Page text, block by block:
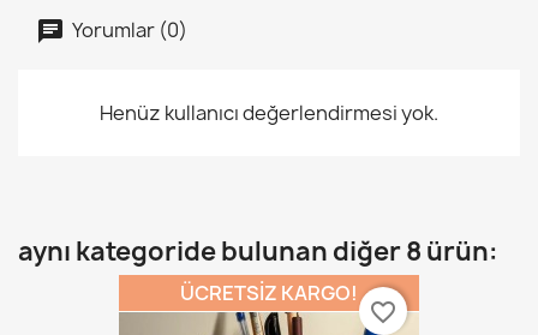
Yorumlar (0)
Henüz kullanıcı değerlendirmesi yok.
aynı kategoride bulunan diğer 8 ürün:
ÜCRETSIZ KARGO!
favorite_border